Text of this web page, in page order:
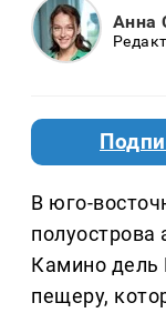
Анна
В юго-
полуострова
Камино дель
пещеру,